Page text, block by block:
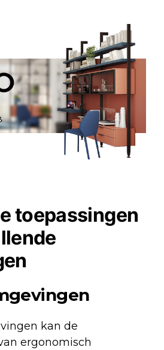
toepassingen
kan de
ergonomisch